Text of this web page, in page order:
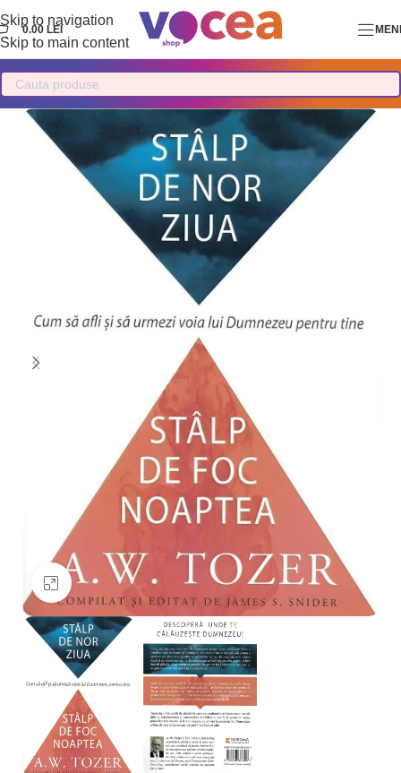
Skip to navigation
Skip to main content
0.00 LEI
Mărește imaginea